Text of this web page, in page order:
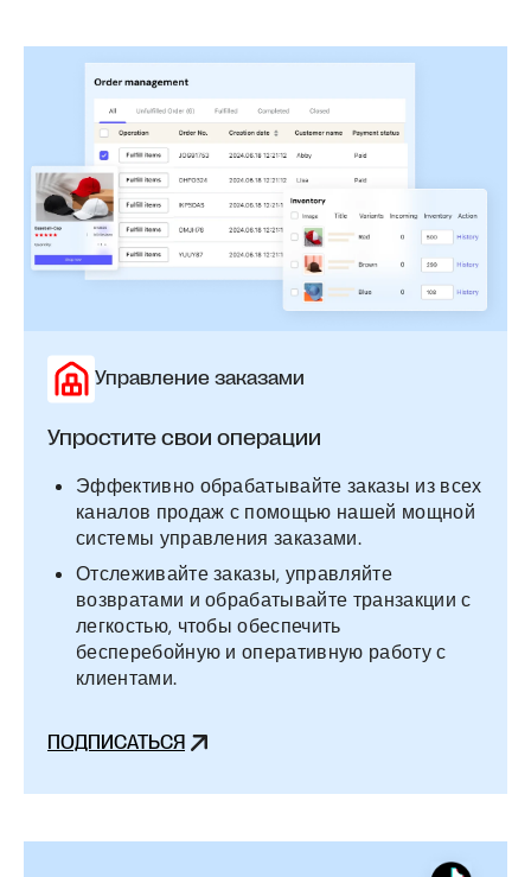
Управление заказами
Упростите свои операции
Эффективно обрабатывайте заказы из всех
каналов продаж с помощью нашей мощной
системы управления заказами.
Отслеживайте заказы, управляйте
возвратами и обрабатывайте транзакции с
легкостью, чтобы обеспечить
бесперебойную и оперативную работу с
клиентами.
ПОДПИСАТЬСЯ